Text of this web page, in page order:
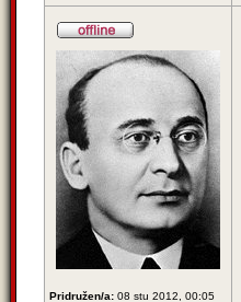
Pridružen/a: 08 stu 2012, 00:05